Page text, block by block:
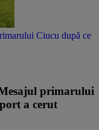
Ciucu după ce
Mesajul primarului
a cerut